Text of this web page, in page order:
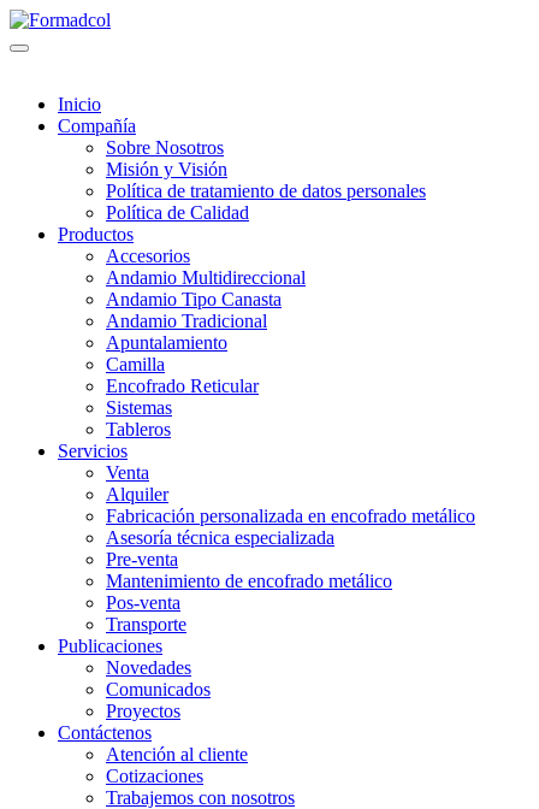
Inicio
Compañía
Sobre Nosotros
Misión y Visión
Política de tratamiento de datos personales
Política de Calidad
Productos
Accesorios
Andamio Multidireccional
Andamio Tipo Canasta
Andamio Tradicional
Apuntalamiento
Camilla
Encofrado Reticular
Sistemas
Tableros
Servicios
Venta
Alquiler
Fabricación personalizada en encofrado metálico
Asesoría técnica especializada
Pre-venta
Mantenimiento de encofrado metálico
Pos-venta
Transporte
Publicaciones
Novedades
Comunicados
Proyectos
Contáctenos
Atención al cliente
Cotizaciones
Trabajemos con nosotros